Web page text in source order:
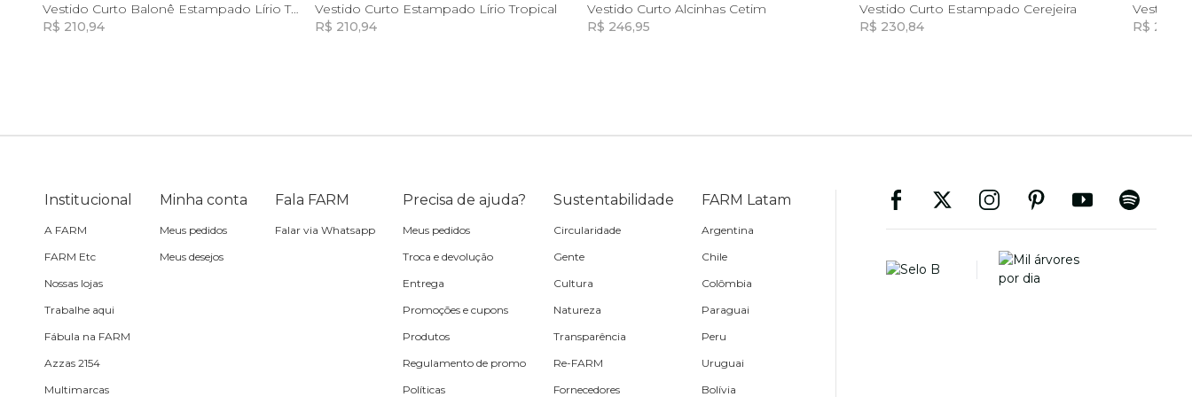
Travesseiro
Vela
GG
Vestido Curto Balonê Estampado Lírio Tropical
R$ 210,94
GG
Vestido Curto Estampado Lírio Tropical
R$ 210,94
Vestido Curto Alcinhas Cetim
R$ 246,95
Vestido Curto Estampado Cerejeira
R$ 230,84
Vestido
R$
Institucional
A FARM
FARM Etc
Nossas lojas
Trabalhe aqui
Fábula na FARM
Azzas 2154
Multimarcas
Minha conta
Meus pedidos
Meus desejos
Fala FARM
Falar via Whatsapp
Precisa de ajuda?
Meus pedidos
Troca e devolução
Entrega
Promoções e cupons
Produtos
Regulamento de promo
Políticas
Sustentabilidade
Circularidade
Gente
Cultura
Natureza
Transparência
Re-FARM
Fornecedores
FARM Latam
Argentina
Chile
Colômbia
Paraguai
Peru
Uruguai
Bolívia